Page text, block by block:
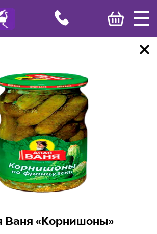
Ваня «Корнишоны»